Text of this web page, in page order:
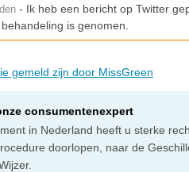
- Ik heb een bericht op Twitter
is genomen.
gemeld zijn door MissGreen
consumentenexpert
in Nederland heeft u sterke
doorlopen, naar de